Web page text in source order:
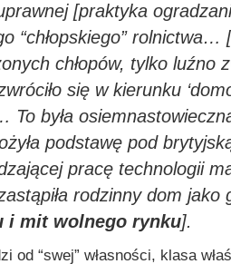
[praktyka
“chłopskiego” rolnictwa…
chłopów, tylko luźno
się w kierunku
To była
podstawę pod
pracę technologii
rodzinny dom jako
i mit wolnego rynku].
od “swej” własności, klasa